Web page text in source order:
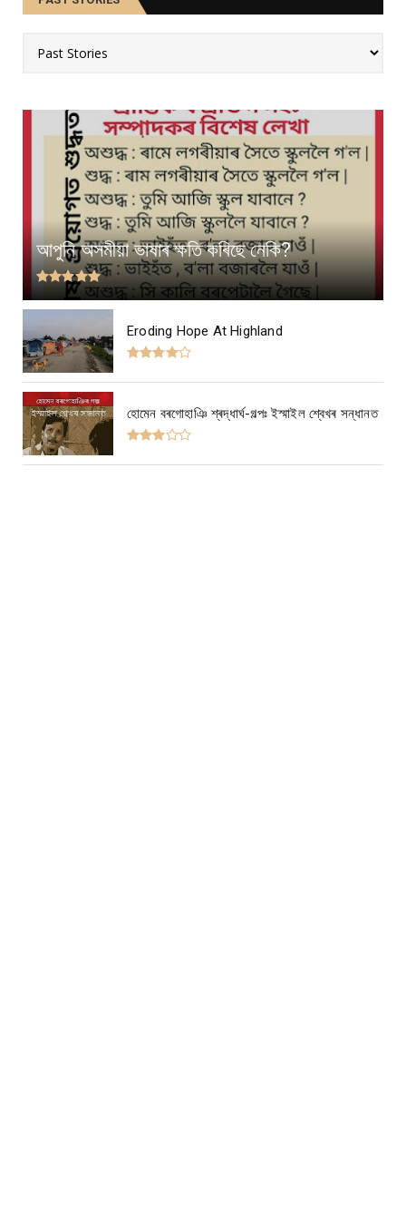
আপুনি অসমীয়া ভাষাৰ ক্ষতি কৰিছে নেকি?
Eroding Hope At Highland
হোমেন বৰগোহাঞি শ্ৰদ্ধাৰ্ঘ-গল্পঃ ইস্মাইল শ্বেখৰ সন্ধানত